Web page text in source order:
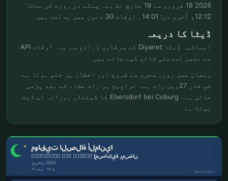
2026 18 فروری سے 19 مارچ تک ہے۔ پہلے دن روزے کی مدت:
12:12، آخری دن: 14:01۔ اوقات 30 دنوں میں بدلتے ہیں۔
ڈیٹا کا ذریعہ
امساکیہ ڈیٹا Diyanet کے سرکاری ذرائع سے ہے۔ اوقات API
سے بغیر تبدیلی شائع کیے جاتے ہیں۔
رمضان میں روزہ سحری سے شروع اور افطار پر ختم ہوتا ہے۔
شبِ قدر 27ویں رات ہے۔ تراویح ہر رات عشاء کے بعد پڑھی
جاتی ہے۔ Ebersdorf bei Coburg کا کیلنڈر روزانہ اپ ڈیٹ
ہوتا ہے۔